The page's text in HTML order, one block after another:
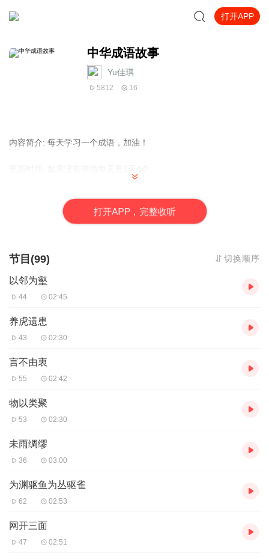
打开APP
中华成语故事
Yu佳琪
5812 16
内容简介: 每天学习一个成语，加油！
最后，希望大家喜欢，觉得好的话点个赞吧！
多多评论，我会改进的。
佳琪很宠粉，每条评论都会回，如果没回，那就是在忙，感谢大
家。
希望粉丝破100
打开APP，完整收听
节目(99) 切换顺序
以邻为壑
44 02:45
养虎遗患
43 02:30
言不由衷
55 02:42
物以类聚
53 02:30
未雨绸缪
36 03:00
为渊驱鱼为丛驱雀
62 02:53
网开三面
47 02:51